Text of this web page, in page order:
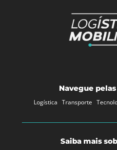
Navegue
Logística Transporte
Saiba mais